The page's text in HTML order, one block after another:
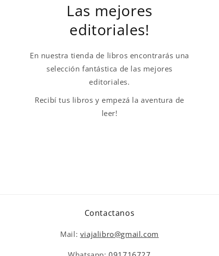
Las mejores
editoriales!
En nuestra tienda de libros encontrarás una
selección fantástica de las mejores
editoriales.
Recibí tus libros y empezá la aventura de
leer!
Contactanos
Mail: viajalibro@gmail.com